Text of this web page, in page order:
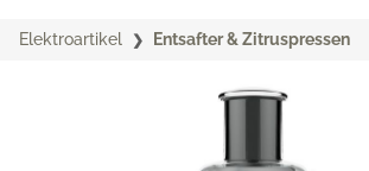
Elektroartikel Entsafter & Zitruspressen